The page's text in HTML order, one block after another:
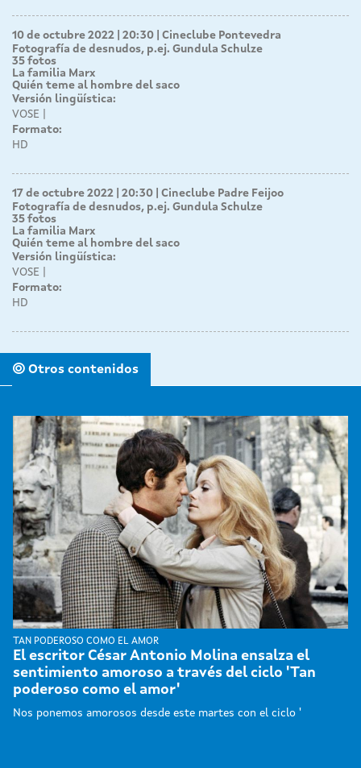
10 de octubre 2022 | 20:30
Cineclube Pontevedra
Fotografía de desnudos, p.ej. Gundula Schulze
35 fotos
La familia Marx
Quién teme al hombre del saco
Versión lingüística:
VOSE
Formato:
HD
17 de octubre 2022 | 20:30
Cineclube Padre Feijoo
Fotografía de desnudos, p.ej. Gundula Schulze
35 fotos
La familia Marx
Quién teme al hombre del saco
Versión lingüística:
VOSE
Formato:
HD
Otros contenidos
TAN PODEROSO COMO EL AMOR
El escritor César Antonio Molina ensalza el
sentimiento amoroso a través del ciclo 'Tan
poderoso como el amor'
Nos ponemos amorosos desde este martes con el ciclo '